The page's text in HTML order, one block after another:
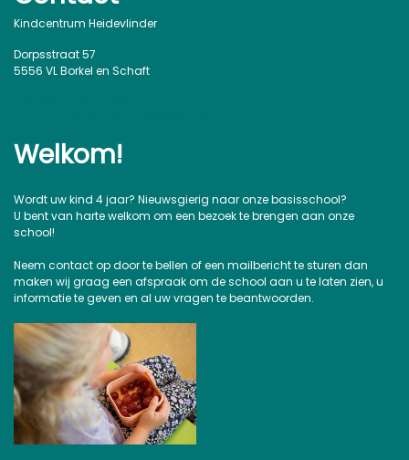
Kindcentrum Heidevlinder
Dorpsstraat 57
5556 VL Borkel en Schaft
Welkom!
Wordt uw kind 4 jaar? Nieuwsgierig naar onze basisschool?
U bent van harte welkom om een bezoek te brengen aan onze
school!
Neem contact op door te bellen of een mailbericht te sturen dan
maken wij graag een afspraak om de school aan u te laten zien, u
informatie te geven en al uw vragen te beantwoorden.